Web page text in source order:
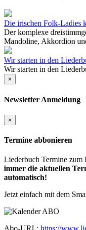
Die irischen Folk-Ladies
Der komplexe
Mandoline, Akkordion
Wir starten in den
Wir starten in den
×
Newsletter Anmeldung
×
Termine abbonieren
Liederbuch Termine zum
immer die aktuellen
automatisch!
Jetzt einfach mit dem